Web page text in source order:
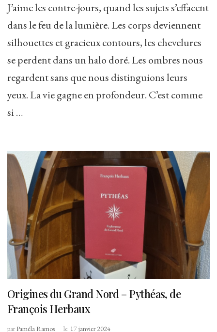
J’aime les contre-jours, quand les sujets s’effacent
dans le feu de la lumière. Les corps deviennent
silhouettes et gracieux contours, les chevelures
se perdent dans un halo doré. Les ombres nous
regardent sans que nous distinguions leurs
yeux. La vie gagne en profondeur. C’est comme
si …
Origines du Grand Nord – Pythéas, de
François Herbaux
parPaméla Ramos le 17 janvier 2024